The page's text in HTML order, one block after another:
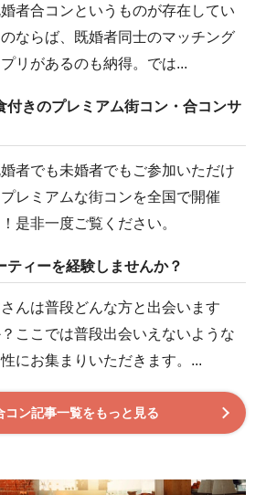
者合コンというものが存在してい
ならば、既婚者同士のマッチング
リがあるのも納得。では...
付きのプレミアム街コン・合コンサ
者でも未婚者でもご参加いただけ
レミアムな街コンを全国で開催
是非一度ご覧ください。
ティーを経験しませんか？
んは普段どんな方と出会います
ここでは普段出会いえないような
にお集まりいただきます。...
コン記事一覧をもっと見る